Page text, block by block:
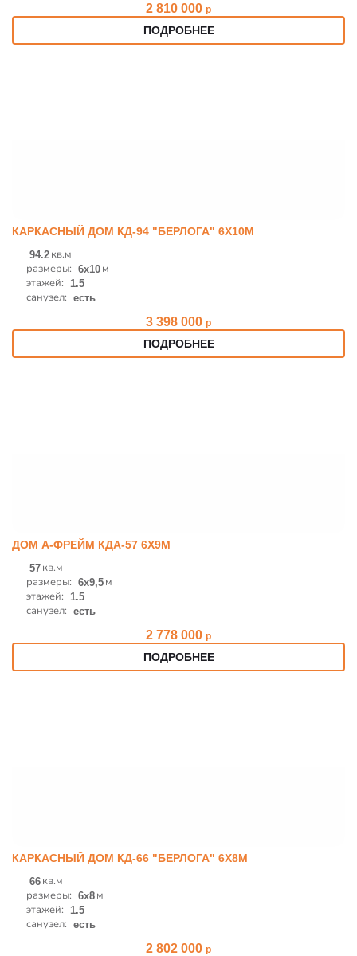
2 810 000 р
ПОДРОБНЕЕ
КАРКАСНЫЙ ДОМ КД-94 "БЕРЛОГА" 6Х10М
94.2 кв.м
размеры: 6x10 м
этажей:
1.5
санузел: есть
3 398 000 р
ПОДРОБНЕЕ
ДОМ А-ФРЕЙМ КДА-57 6Х9М
57 кв.м
размеры: 6x9,5 м
этажей:
1.5
санузел: есть
2 778 000 р
ПОДРОБНЕЕ
КАРКАСНЫЙ ДОМ КД-66 "БЕРЛОГА" 6Х8М
66 кв.м
размеры: 6x8 м
этажей:
1.5
санузел: есть
2 802 000 р